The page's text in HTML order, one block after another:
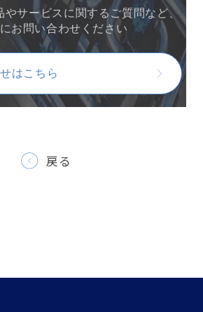
やサービスに関するご質問など、
お問い合わせください
はこちら
戻る